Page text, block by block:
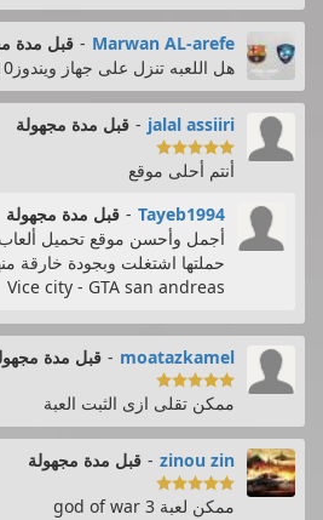
Marwan AL-arefe
- قبل مدة
هل اللعبه تنزل على جهاز ويندوز10 - 32 Bit
jalal assiiri
- قبل مدة مجهولة

أنتم أحلى موقع
Tayeb1994
- قبل مدة مجهولة
أجمل وأحسن موقع تحميل ألعاب
Vice city - GTA san andreas
moatazkamel
- قبل مدة

ممكن تقلى ازى الثبت العبة
zinou zin
- قبل مدة مجهولة

ممكن لعبة god of war 3